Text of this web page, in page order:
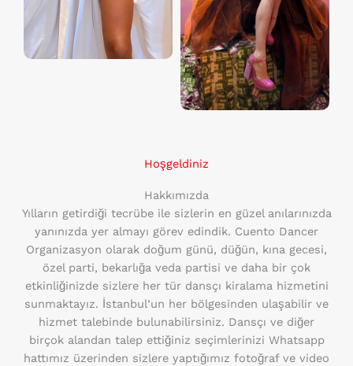
Hoşgeldiniz
Hakkımızda
Yılların getirdiği tecrübe ile sizlerin en güzel anılarınızda
yanınızda yer almayı görev edindik. Cuento Dancer
Organizasyon olarak doğum günü, düğün, kına gecesi,
özel parti, bekarlığa veda partisi ve daha bir çok
etkinliğinizde sizlere her tür dansçı kiralama hizmetini
sunmaktayız. İstanbul’un her bölgesinden ulaşabilir ve
hizmet talebinde bulunabilirsiniz. Dansçı ve diğer
birçok alandan talep ettiğiniz seçimlerinizi Whatsapp
hattımız üzerinden sizlere yaptığımız fotoğraf ve video